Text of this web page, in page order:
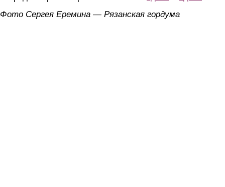
Фото Сергея Еремина — Рязанская гордума